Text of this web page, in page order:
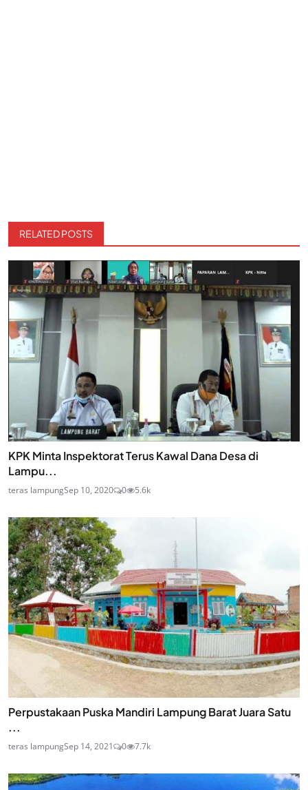
RELATED POSTS
KPK Minta Inspektorat Terus Kawal Dana Desa di
Lampu...
teras lampungSep 10, 2020 0 5.6k
Perpustakaan Puska Mandiri Lampung Barat Juara Satu
...
teras lampungSep 14, 2021 0 7.7k